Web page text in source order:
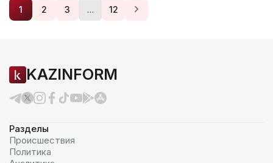
1 2 3 … 12
KAZINFORM
Разделы
Происшествия
Политика